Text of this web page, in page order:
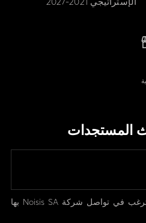
المستجدات
يُرجى تحديد جميع الطرق التي ترغب في تواصل شركة Noisis SA بها